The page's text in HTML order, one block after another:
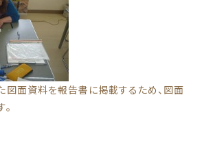
図面資料を報告書に掲載するため、図面